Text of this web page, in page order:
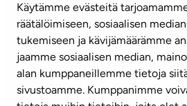
Käytämme evästeitä
räätälöimiseen, sosiaalisen
tukemiseen ja kävijämäärämme
jaamme sosiaalisen median,
alan kumppaneillemme tietoja
sivustoamme. Kumppanimme
(vardagar kl. 8–16)
info@ta.fi